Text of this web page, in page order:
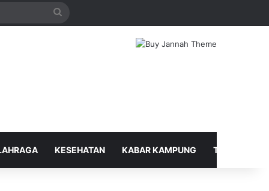
Search
KESEHATAN KABAR KAMPUNG TELUSUR